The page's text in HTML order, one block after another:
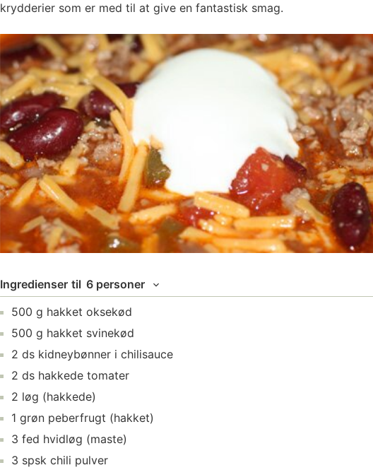
krydderier som er med til at give en fantastisk smag.
Ingredienser til 6 personer
500 g hakket oksekød
500 g hakket svinekød
2 ds kidneybønner i chilisauce
2 ds hakkede tomater
2 løg (hakkede)
1 grøn peberfrugt (hakket)
3 fed hvidløg (maste)
3 spsk chili pulver